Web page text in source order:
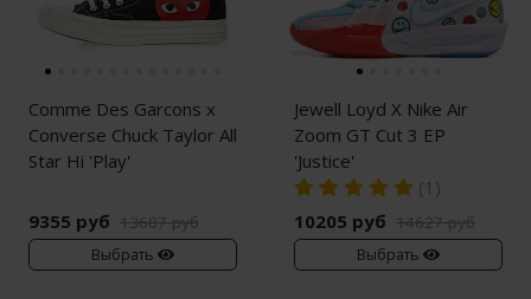
Comme Des Garcons x
Converse Chuck Taylor All
Star Hi 'Play'
9355 руб 13607 руб
Выбрать
Jewell Loyd X Nike Air
Zoom GT Cut 3 EP
'Justice'
(1)
10205 руб 14627 руб
Выбрать